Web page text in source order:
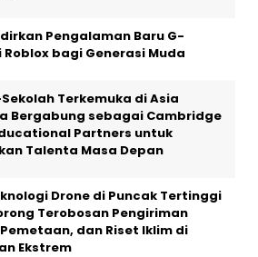
Pengalaman Baru G-
Roblox bagi Generasi Muda
Terkemuka di Asia
Bergabung sebagai Cambridge
Partners untuk
Talenta Masa Depan
Drone di Puncak Tertinggi
Terobosan Pengiriman
dan Riset Iklim di
Ekstrem